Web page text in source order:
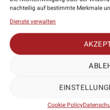
nachteilig auf bestimmte Merkmale
Dienste verwalten
Cookie Policy
• Hersteller: Bull’s NL
• Lieferumfang: 1 Stück
• Kompatibel: Bull’s NL